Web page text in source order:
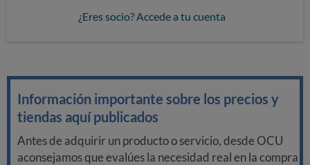
¿Eres socio? Accede a tu cuenta
Información importante sobre los precios y
tiendas aquí publicados
Antes de adquirir un producto o servicio, desde OCU
aconsejamos que evalúes la necesidad real en la compra